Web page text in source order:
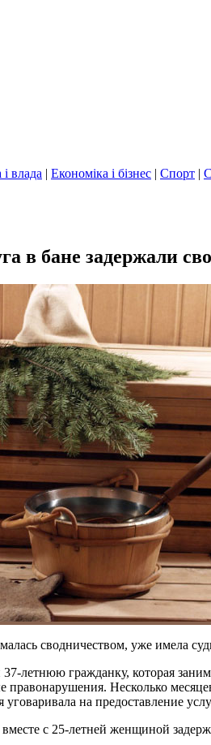
влада | Економіка і бізнес | Спорт |
в бане задержали
сводничеством, уже имела
летнюю гражданку, которая
правонарушения. Несколько
на предоставление
вместе с 25-летней женщиной